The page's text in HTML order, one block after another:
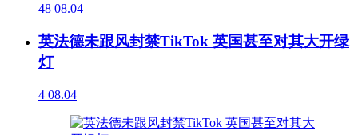
48 08.04
英法德未跟风封禁TikTok 英国甚至对其大开绿
灯
4 08.04